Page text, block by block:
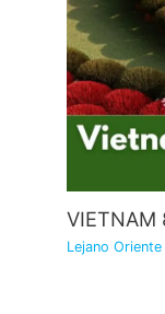
VIETNAM
Lejano Oriente